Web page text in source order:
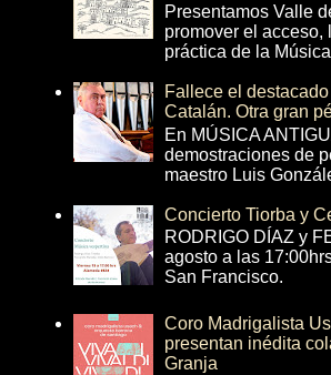
Presentamos Valle
promover el
práctica de la
Fallece el
Catalán. Otra gran
En MÚSICA
demostraciones de
maestro Luis
Concierto Tiorba y
RODRIGO DÍAZ y
agosto a las
San Francisco.
Coro Madrigalista
presentan inédita
Granja